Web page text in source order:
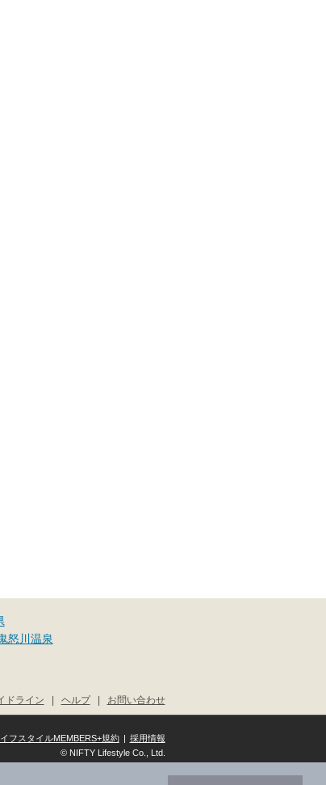
怒川温泉
お問い合わせ
|
ヘルプ
|
ドライン
採用情報
|
フスタイルMEMBERS+規約
© NIFTY Lifestyle Co., Ltd.